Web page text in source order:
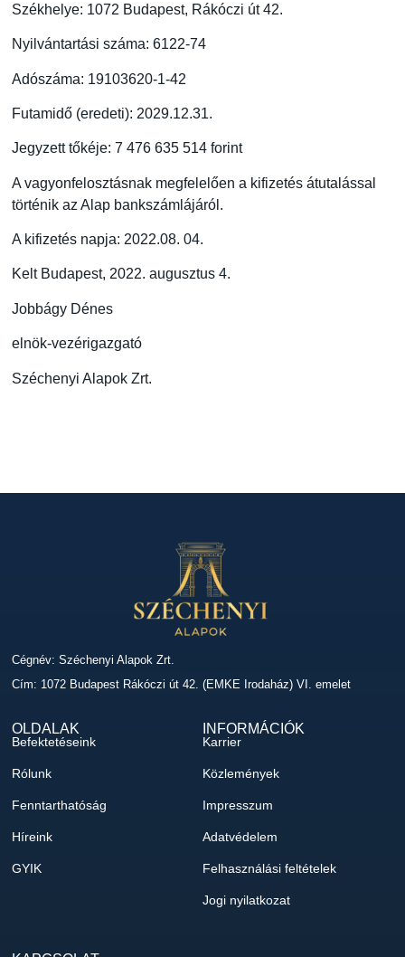
Székhelye: 1072 Budapest, Rákóczi út 42.
Nyilvántartási száma: 6122-74
Adószáma: 19103620-1-42
Futamidő (eredeti): 2029.12.31.
Jegyzett tőkéje: 7 476 635 514 forint
A vagyonfelosztásnak megfelelően a kifizetés átutalással
történik az Alap bankszámlájáról.
A kifizetés napja: 2022.08. 04.
Kelt Budapest, 2022. augusztus 4.
Jobbágy Dénes
elnök-vezérigazgató
Széchenyi Alapok Zrt.
Cégnév: Széchenyi Alapok Zrt.
Cím: 1072 Budapest Rákóczi út 42. (EMKE Irodaház) VI. emelet
OLDALAK
Befektetéseink
Rólunk
Fenntarthatóság
Híreink
GYIK
INFORMÁCIÓK
Karrier
Közlemények
Impresszum
Adatvédelem
Felhasználási feltételek
Jogi nyilatkozat